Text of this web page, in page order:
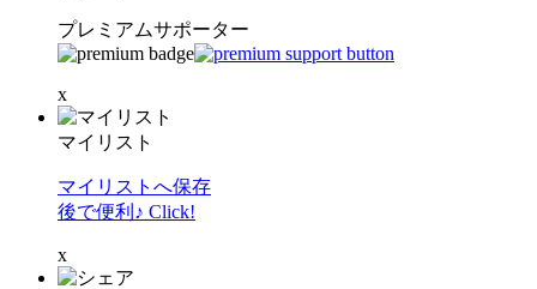
プレミアムサポーター
x
マイリスト
マイリストへ保存
後で便利♪ Click!
x